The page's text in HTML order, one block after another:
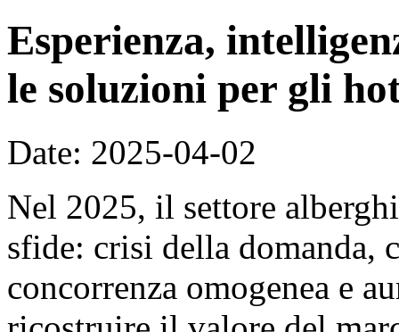
Esperienza,
le soluzioni per gli
Date: 2025-04-02
Nel 2025, il settore
sfide: crisi della domanda,
concorrenza omogenea e